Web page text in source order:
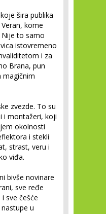
šira publika
kome
Nije to samo
istovremeno
i za
Brana, pun
magičnim
zvezde. To su
i montažeri, koji
okolnosti
i stekli
strast, veru i
viđa.
bivše novinare
sve ređe
sve češće
u